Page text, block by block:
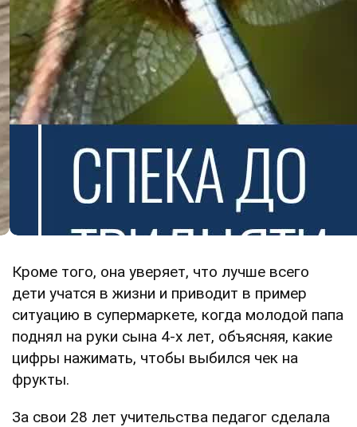
Кроме того, она уверяет, что лучше всего
дети учатся в жизни и приводит в пример
ситуацию в супермаркете, когда молодой папа
поднял на руки сына 4-х лет, объясняя, какие
цифры нажимать, чтобы выбился чек на
фрукты.
За свои 28 лет учительства педагог сделала